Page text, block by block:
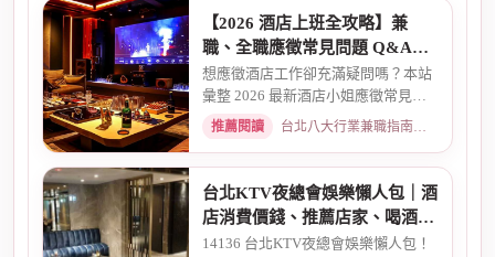
【2026 酒店上班全攻略】兼
職、全職應徵常見問題 Q&A：
薪資、安全、環境全解析
想應徵酒店工作卻充滿疑問嗎？本站
彙整 2026 最新酒店小姐應徵常見問
題 Q&A。深入解析全職與兼職...
推薦閱讀 台北八大行業兼職指南：熱門職缺與求職須知 · 2026-03-09
台北KTV夜總會娛樂懶人包｜酒
店消費價錢、推薦店家、喝酒介
紹一次看懂
14136 台北KTV夜總會娛樂懶人包！